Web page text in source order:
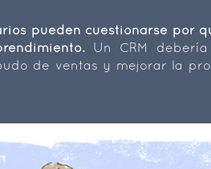
pueden cuestionarse por
Un CRM
de ventas y mejorar la